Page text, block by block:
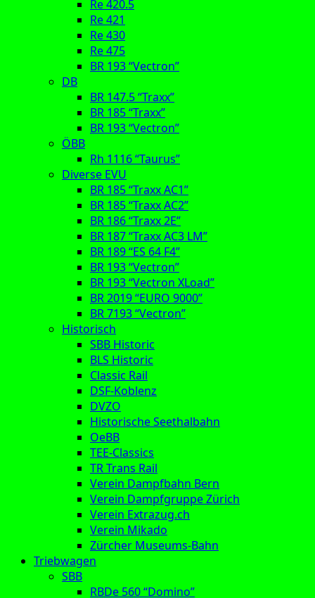
Re 420.5
Re 421
Re 430
Re 475
BR 193 “Vectron”
DB
BR 147.5 “Traxx”
BR 185 “Traxx”
BR 193 “Vectron”
ÖBB
Rh 1116 “Taurus”
Diverse EVU
BR 185 “Traxx AC1”
BR 185 “Traxx AC2”
BR 186 “Traxx 2E”
BR 187 “Traxx AC3 LM”
BR 189 “ES 64 F4”
BR 193 “Vectron”
BR 193 “Vectron XLoad”
BR 2019 “EURO 9000”
BR 7193 “Vectron”
Historisch
SBB Historic
BLS Historic
Classic Rail
DSF-Koblenz
DVZO
Historische Seethalbahn
OeBB
TEE-Classics
TR Trans Rail
Verein Dampfbahn Bern
Verein Dampfgruppe Zürich
Verein Extrazug.ch
Verein Mikado
Zürcher Museums-Bahn
Triebwagen
SBB
RBDe 560 “Domino”